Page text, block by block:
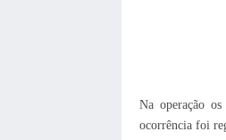
Na operação
ocorrência foi